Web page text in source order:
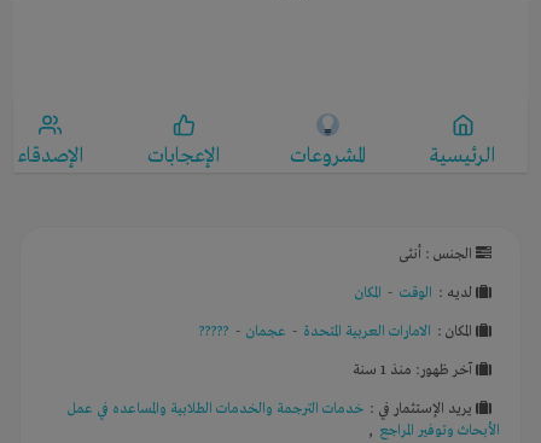
الرئيسية المشروعات الإعجابات الإصدقاء
الجنس : أنثى
لديـه : الوقت - المكان
المكان : الامارات العربية المتحدة - عجمان -
?????
آخر ظهور: منذ 1 سنة
يريد الإستثمار في : خدمات الترجمة والخدمات الطلابية والمساعده في عمل
الأبحاث وتوفير المراجع ,